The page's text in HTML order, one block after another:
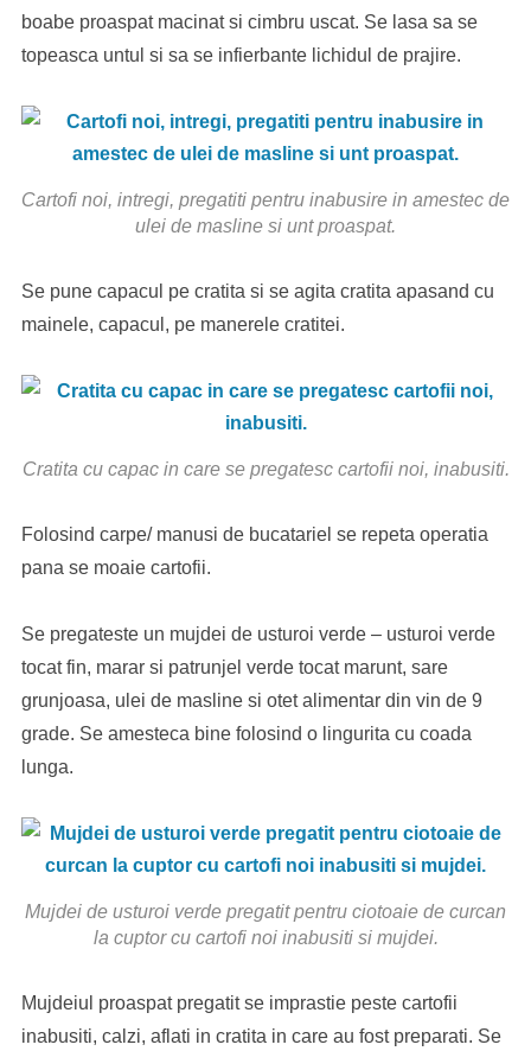
boabe proaspat macinat si cimbru uscat. Se lasa sa se
topeasca untul si sa se infierbante lichidul de prajire.
Cartofi noi, intregi, pregatiti pentru inabusire in amestec de
ulei de masline si unt proaspat.
Se pune capacul pe cratita si se agita cratita apasand cu
mainele, capacul, pe manerele cratitei.
Cratita cu capac in care se pregatesc cartofii noi, inabusiti.
Folosind carpe/ manusi de bucatariel se repeta operatia
pana se moaie cartofii.
Se pregateste un mujdei de usturoi verde – usturoi verde
tocat fin, marar si patrunjel verde tocat marunt, sare
grunjoasa, ulei de masline si otet alimentar din vin de 9
grade. Se amesteca bine folosind o lingurita cu coada
lunga.
Mujdei de usturoi verde pregatit pentru ciotoaie de curcan
la cuptor cu cartofi noi inabusiti si mujdei.
Mujdeiul proaspat pregatit se imprastie peste cartofii
inabusiti, calzi, aflati in cratita in care au fost preparati. Se